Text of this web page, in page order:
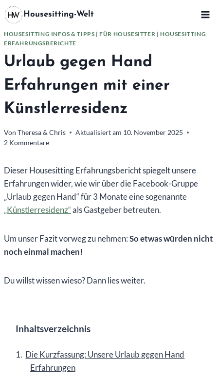
Zum
Inhalt
springen
Housesitting-Welt
HOUSESITTING INFOS & TIPPS | FÜR HOUSESITTER | HOUSESITTING
ERFAHRUNGSBERICHTE
Urlaub gegen Hand
Erfahrungen mit einer
Künstlerresidenz
Von Theresa & Chris Aktualisiert am 10. November 2025
2 Kommentare
Dieser Housesitting Erfahrungsbericht spiegelt unsere
Erfahrungen wider, wie wir über die Facebook-Gruppe
„Urlaub gegen Hand“ für 3 Monate eine sogenannte
„Künstlerresidenz“als Gastgeber betreuten.
Um unser Fazit vorweg zu nehmen:So etwas würden nicht
noch einmal machen!
Du willst wissen wieso? Dann lies weiter.
Inhaltsverzeichnis
Die Kurzfassung: Unsere Urlaub gegen Hand
Erfahrungen